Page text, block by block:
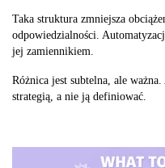
Taka struktura zmniejsza
odpowiedzialności.
jej zamiennikiem.
Różnica jest subtelna, ale
strategią, a nie ją definiować.